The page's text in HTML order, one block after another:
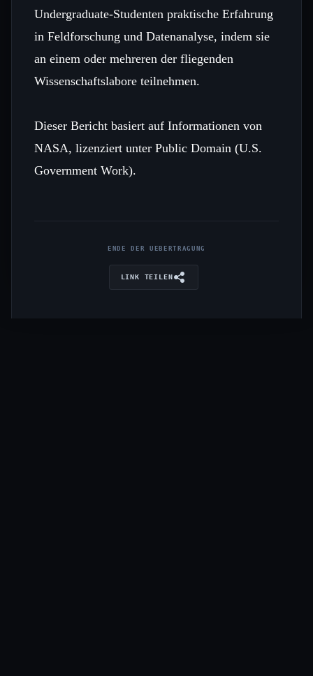
Undergraduate‑Studenten praktische Erfahrung
in Feldforschung und Datenanalyse, indem sie
an einem oder mehreren der fliegenden
Wissenschaftslabore teilnehmen.
Dieser Bericht basiert auf Informationen von
NASA, lizenziert unter Public Domain (U.S.
Government Work).
ENDE DER UEBERTRAGUNG
LINK TEILEN